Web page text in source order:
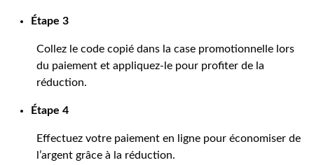
Étape 3
Collez le code copié dans la case promotionnelle lors
du paiement et appliquez-le pour profiter de la
réduction.
Étape 4
Effectuez votre paiement en ligne pour économiser de
l’argent grâce à la réduction.